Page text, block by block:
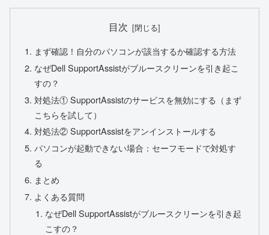
目次
まず確認！自分のパソコンが該当するか確認する方法
なぜDell SupportAssistがブルースクリーンを引き起こ
すの？
対処法① SupportAssistのサービスを無効にする（まず
こちらを試して）
対処法② SupportAssistをアンインストールする
パソコンが起動できない場合：セーフモードで対処す
る
まとめ
よくある質問
なぜDell SupportAssistがブルースクリーンを引き起
こすの？